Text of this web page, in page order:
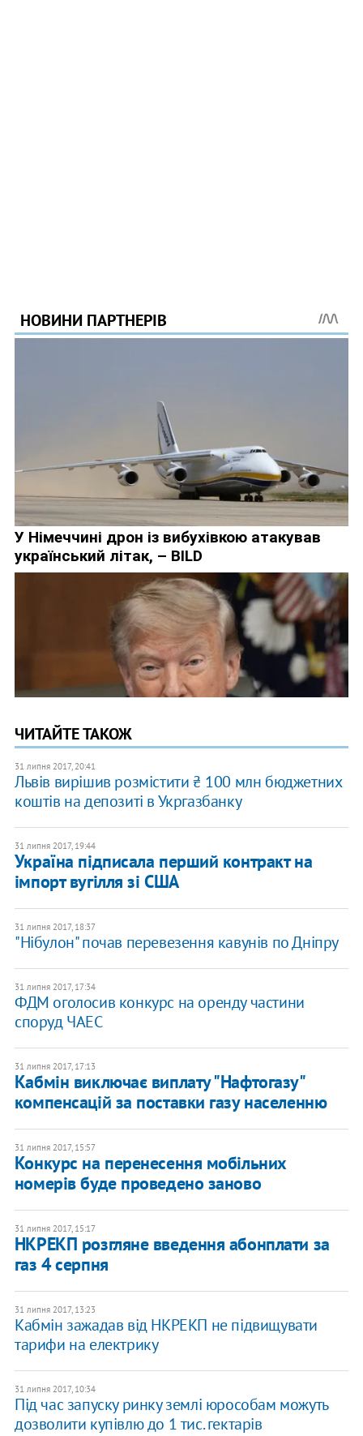
ЧИТАЙТЕ ТАКОЖ
31 липня 2017, 20:41
Львів вирішив розмістити ₴ 100 млн бюджетних
коштів на депозиті в Укргазбанку
31 липня 2017, 19:44
Україна підписала перший контракт на
імпорт вугілля зі США
31 липня 2017, 18:37
"Нібулон" почав перевезення кавунів по Дніпру
31 липня 2017, 17:34
ФДМ оголосив конкурс на оренду частини
споруд ЧАЕС
31 липня 2017, 17:13
Кабмін виключає виплату "Нафтогазу"
компенсацій за поставки газу населенню
31 липня 2017, 15:57
Конкурс на перенесення мобільних
номерів буде проведено заново
31 липня 2017, 15:17
НКРЕКП розгляне введення абонплати за
газ 4 серпня
31 липня 2017, 13:23
Кабмін зажадав від НКРЕКП не підвищувати
тарифи на електрику
31 липня 2017, 10:34
Під час запуску ринку землі юрособам можуть
дозволити купівлю до 1 тис. гектарів